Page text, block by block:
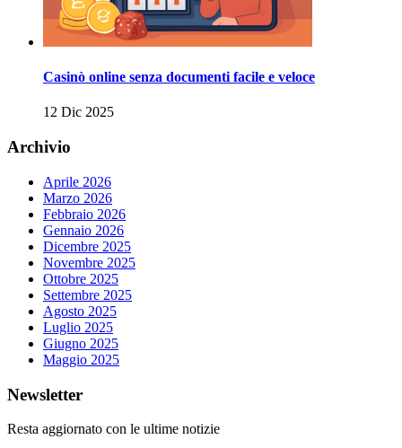
Casinò online senza documenti facile e veloce
12 Dic 2025
Archivio
Aprile 2026
Marzo 2026
Febbraio 2026
Gennaio 2026
Dicembre 2025
Novembre 2025
Ottobre 2025
Settembre 2025
Agosto 2025
Luglio 2025
Giugno 2025
Maggio 2025
Newsletter
Resta aggiornato con le ultime notizie